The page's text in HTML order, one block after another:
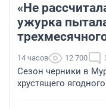
«Не
ужурка
14 часов 12 700
Сезон черники в
хрустящего